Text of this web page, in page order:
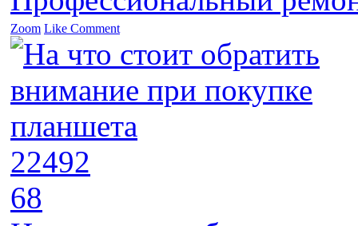
Zoom Like Comment
22492
68